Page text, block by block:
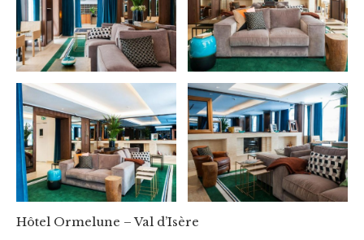
Hôtel Ormelune – Val d’Isère